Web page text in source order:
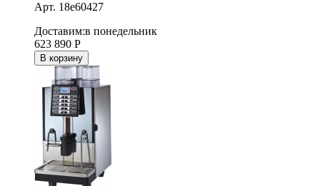
Арт. 18e60427
Доставим:в понедельник
623 890 Р
В корзину